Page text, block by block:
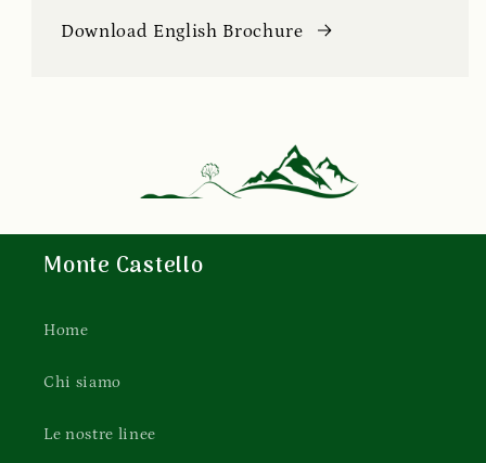
Download English Brochure
Monte Castello
Home
Chi siamo
Le nostre linee